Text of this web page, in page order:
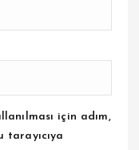
için adım,